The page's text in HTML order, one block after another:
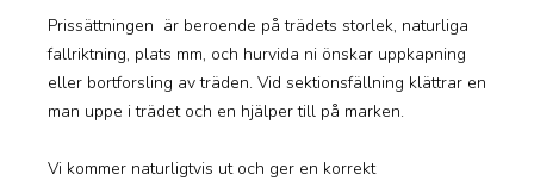
Prissättningen är beroende på trädets storlek, naturliga
fallriktning, plats mm, och hurvida ni önskar uppkapning
eller bortforsling av träden. Vid sektionsfällning klättrar en
man uppe i trädet och en hjälper till på marken.
Vi kommer naturligtvis ut och ger en korrekt